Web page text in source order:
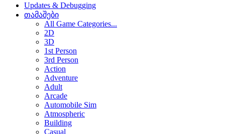
Updates & Debugging
თამაშები
All Game Categories...
2D
3D
1st Person
3rd Person
Action
Adventure
Adult
Arcade
Automobile Sim
Atmospheric
Building
Casual